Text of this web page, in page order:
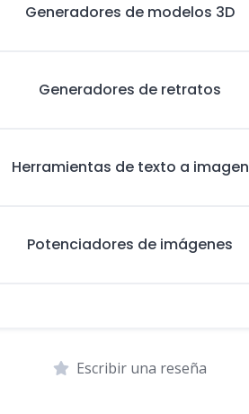
Generadores de modelos 3D
Generadores de retratos
Herramientas de texto a imagen
Potenciadores de imágenes
Escribir una reseña